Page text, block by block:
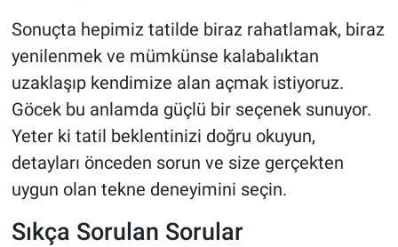
Sonuçta hepimiz tatilde biraz rahatlamak, biraz
yenilenmek ve mümkünse kalabalıktan
uzaklaşıp kendimize alan açmak istiyoruz.
Göcek bu anlamda güçlü bir seçenek sunuyor.
Yeter ki tatil beklentinizi doğru okuyun,
detayları önceden sorun ve size gerçekten
uygun olan tekne deneyimini seçin.
Sıkça Sorulan Sorular